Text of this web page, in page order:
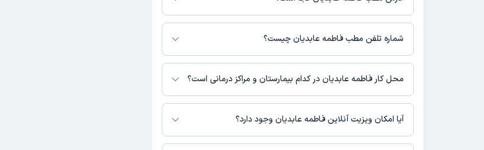
فاطمه عابدیان مطب فعالی ندارند و صرفا به صورت مشاوره‌ای بیماران را ویزیت می‌کنند.
شماره تلفن مطب فاطمه عابدیان چیست؟
شماره تماس مطب فاطمه عابدیان در حال حاضر در این صفحه ثبت نشده است.
محل کار فاطمه عابدیان در کدام بیمارستان و مراکز درمانی است؟
اطلاعاتی درباره محل فعالیت فاطمه عابدیان در مراکز درمانی در دسترس نیست.
آیا امکان ویزیت آنلاین فاطمه عابدیان وجود دارد؟
در حال حاضر فاطمه عابدیان مشاوره پزشکی آنلاین به صورت تلفنی و متنی دارند.